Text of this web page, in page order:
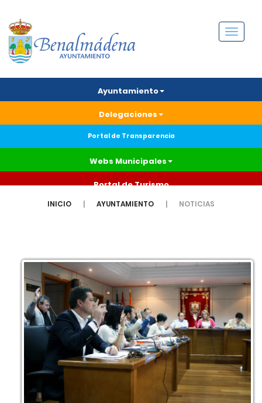
Menú
Ayuntamiento
Delegaciones
Portal de Transparencia
Webs Municipales
Portal de Turismo
INICIO AYUNTAMIENTO NOTICIAS